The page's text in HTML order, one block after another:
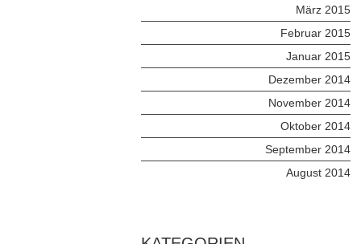
März 2015
Februar 2015
Januar 2015
Dezember 2014
November 2014
Oktober 2014
September 2014
August 2014